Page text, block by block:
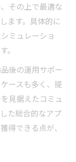
その上で最適な
ます。具体的に
ミュレーショ
。
後の運用サポー
ースも多く、提
見据えたコミュ
た総合的なアプ
得できる点が、